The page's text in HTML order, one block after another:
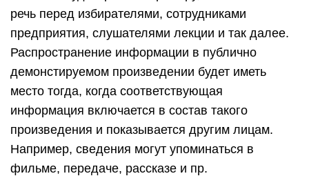
речь перед избирателями, сотрудниками
предприятия, слушателями лекции и так далее.
Распространение информации в публично
демонстируемом произведении будет иметь
место тогда, когда соответствующая
информация включается в состав такого
произведения и показывается другим лицам.
Например, сведения могут упоминаться в
фильме, передаче, рассказе и пр.